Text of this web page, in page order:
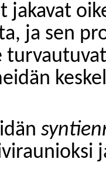
jakavat
ja sen